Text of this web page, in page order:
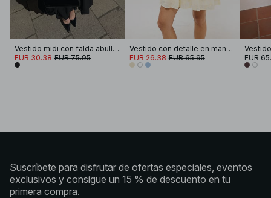
Vestido midi con falda abullonada
EUR 30.38 EUR 75.95
Vestido con detalle en manga
EUR 26.38 EUR 65.95 EUR
Suscríbete para disfrutar de ofertas especiales, eventos
exclusivos y consigue un 15 % de descuento en tu
primera compra.